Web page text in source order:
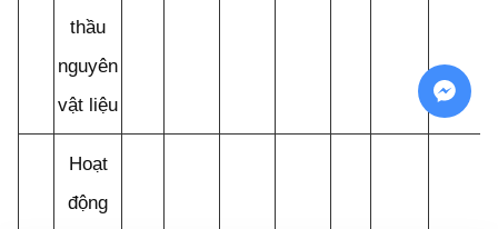
thầu
nguyên
vật liệu
Hoạt
động